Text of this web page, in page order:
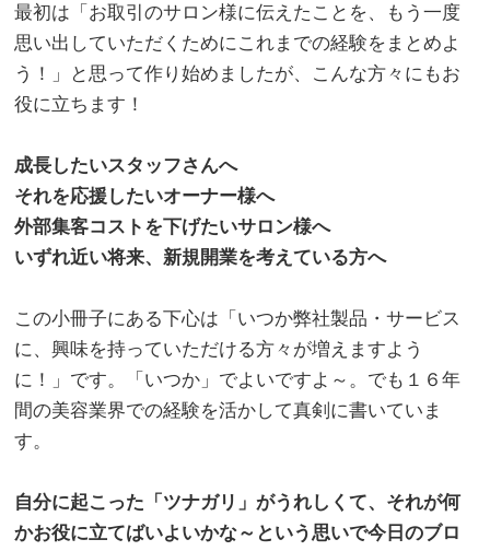
最初は「お取引のサロン様に伝えたことを、もう一度
思い出していただくためにこれまでの経験をまとめよ
う！」と思って作り始めましたが、こんな方々にもお
役に立ちます！
成長したいスタッフさんへ
それを応援したいオーナー様へ
外部集客コストを下げたいサロン様へ
いずれ近い将来、新規開業を考えている方へ
この小冊子にある下心は「いつか弊社製品・サービス
に、興味を持っていただける方々が増えますよう
に！」です。「いつか」でよいですよ～。でも１６年
間の美容業界での経験を活かして真剣に書いていま
す。
自分に起こった「ツナガリ」がうれしくて、それが何
かお役に立てばいよいかな～という思いで今日のブロ